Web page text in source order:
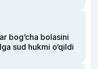
bog‘cha bolasini
sud hukmi o‘qildi